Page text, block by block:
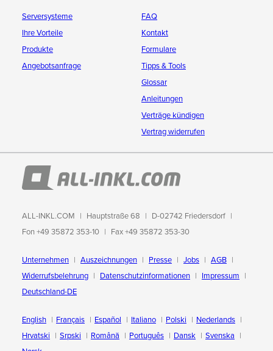
Serversysteme
Ihre Vorteile
Produkte
Angebotsanfrage
FAQ
Kontakt
Formulare
Tipps & Tools
Glossar
Anleitungen
Verträge kündigen
Vertrag widerrufen
ALL-INKL.COM Hauptstraße 68
D-02742 Friedersdorf
Fon +49 35872 353-10
Fax +49 35872 353-30
Unternehmen Auszeichnungen Presse Jobs
AGB
Widerrufsbelehrung
Datenschutzinformationen
Impressum
Deutschland-DE
English Français Español Italiano Polski
Nederlands
Hrvatski
Srpski Română Português Dansk
Svenska